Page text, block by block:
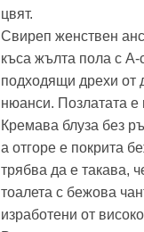
цвят.
Свиреп женствен
къса жълта пола с А-
подходящи дрехи от
нюанси. Позлатата е
Кремава блуза без
а отгоре е покрита
трябва да е такава,
тоалета с бежова
изработени от